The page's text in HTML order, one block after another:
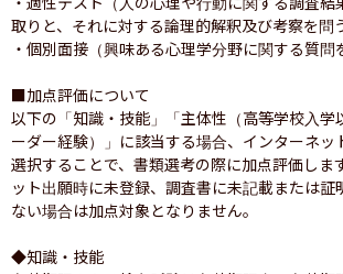
取りと、それに対する論理的解釈及び考察を問
・個別面接（興味ある心理学分野に関する質問
■加点評価について
以下の「知識・技能」「主体性（高等学校入学
ーダー経験）」に該当する場合、インターネッ
選択することで、書類選考の際に加点評価しま
ット出願時に未登録、調査書に未記載または証
ない場合は加点対象となりません。
◆知識・技能